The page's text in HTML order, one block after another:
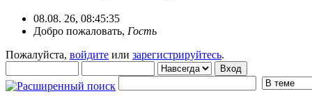
08.08. 26, 08:45:35
Добро пожаловать, Гость
Пожалуйста, войдите или зарегистрируйтесь.